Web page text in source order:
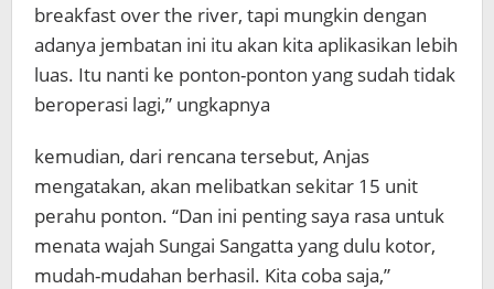
breakfast over the river, tapi mungkin dengan
adanya jembatan ini itu akan kita aplikasikan lebih
luas. Itu nanti ke ponton-ponton yang sudah tidak
beroperasi lagi,” ungkapnya
kemudian, dari rencana tersebut, Anjas
mengatakan, akan melibatkan sekitar 15 unit
perahu ponton. “Dan ini penting saya rasa untuk
menata wajah Sungai Sangatta yang dulu kotor,
mudah-mudahan berhasil. Kita coba saja,”